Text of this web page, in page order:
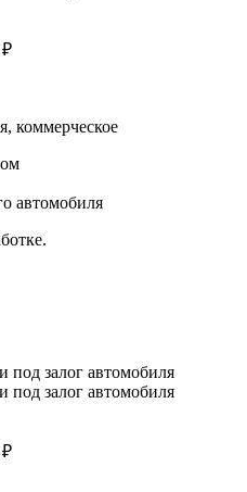
коммерческое
автомобиля
залог автомобиля
залог автомобиля